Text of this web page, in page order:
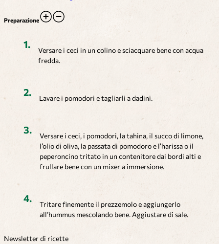
Preparazione
Versare i ceci in un colino e sciacquare bene con acqua
fredda.
Lavare i pomodori e tagliarli a dadini.
Versare i ceci, i pomodori, la tahina, il succo di limone,
l’olio di oliva, la passata di pomodoro e l’harissa o il
peperoncino tritato in un contenitore dai bordi alti e
frullare bene con un mixer a immersione.
Tritare finemente il prezzemolo e aggiungerlo
all’hummus mescolando bene. Aggiustare di sale.
Newsletter di ricette